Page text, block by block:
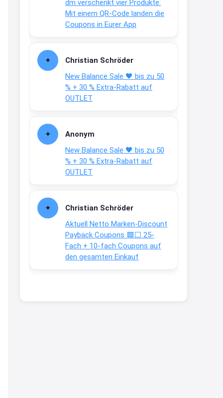
dm verschenkt vier Produkte:
Mit einem QR-Code landen die
Coupons in Eurer App
Christian Schröder
New Balance Sale 🖤 bis zu 50
% + 30 % Extra-Rabatt auf
OUTLET
Anonym
New Balance Sale 🖤 bis zu 50
% + 30 % Extra-Rabatt auf
OUTLET
Christian Schröder
Aktuell Netto Marken-Discount
Payback Coupons 🟦⬜ 25-
Fach + 10-fach Coupons auf
den gesamten Einkauf
Joachim
Gratis personalisierte 7-Tage
Ration Micronährstoffe/ Vitamine
www.dunatura.com/free-trial...
↩
Joachim
Gratis 11 versch. Orthomol
Proben www.orthomol.com/de-
de/service...
↩
Joachim
Gratis Campari Spritz / Aperol
Spritz für Gastronomiegratis-
aperitivo.de/